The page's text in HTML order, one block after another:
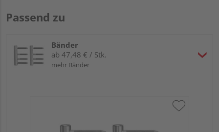
Passend zu
Bänder
ab 47,48 € / Stk.
mehr Bänder